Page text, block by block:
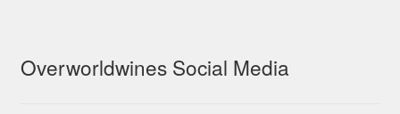
Overworldwines Social Media